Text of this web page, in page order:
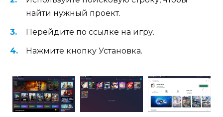
найти нужный проект.
Перейдите по ссылке на игру.
Нажмите кнопку Установка.